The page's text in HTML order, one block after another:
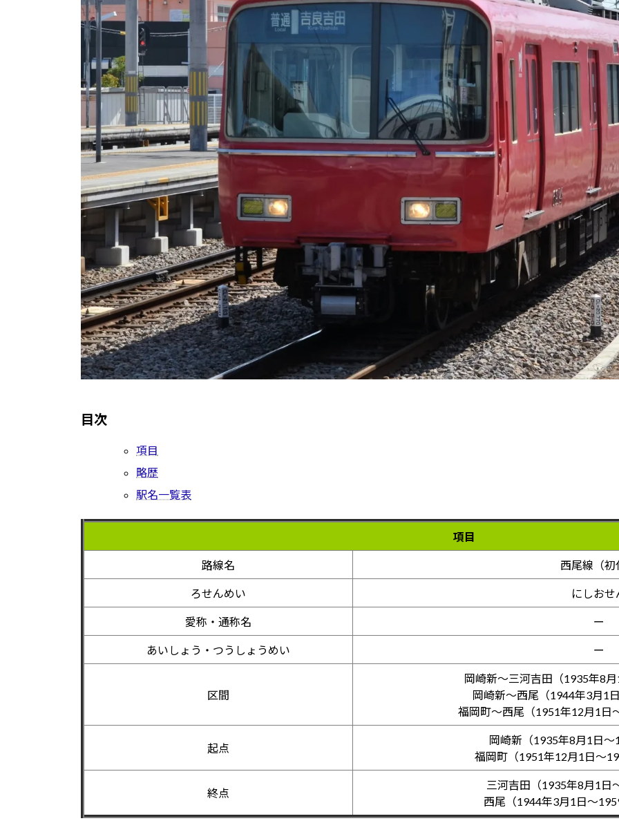
目次
項目
略歴
駅名一覧表
項目
路線名 西尾線（初
ろせんめい にしおせ
愛称・通称名 ー
あいしょう・つうしょうめい ー
区間
岡崎新～三河吉田（1935年8
岡崎新～西尾（1944年3月1
福岡町～西尾（1951年12月1日
起点
岡崎新（1935年8月1日
福岡町（1951年12月1日～
終点
三河吉田（1935年8月1日
西尾（1944年3月1日～